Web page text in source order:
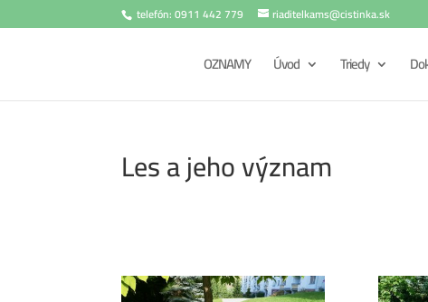
telefón: 0911 442 779 riaditelkams@cistinka.sk
OZNAMY Úvod Triedy
Les a jeho význam